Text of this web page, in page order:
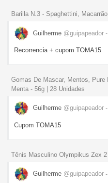
Barilla N.3 - Spaghettini,
Guilherme @guipapeador
Recorrencia + cupom TOMA15
Gomas De Mascar, Mentos,
Menta - 56g | 28 Unidades
Guilherme @guipapeador
Cupom TOMA15
Tênis Masculino Olympikus Zex 2
Guilherme @guipapeador